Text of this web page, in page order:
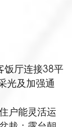
饭厅连接38平
光及加强通
户能灵活运